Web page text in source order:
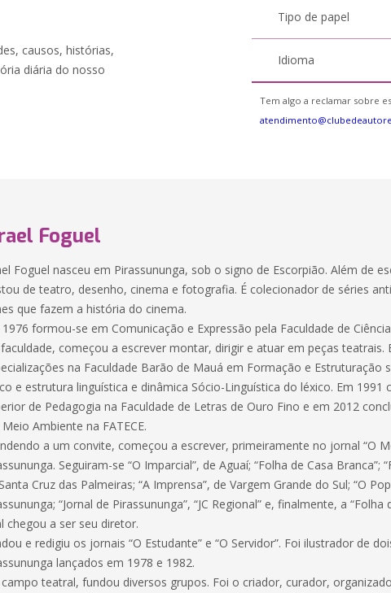
causos, histórias,
diária do nosso
Tipo de papel
Idioma
Tem algo a reclamar sobre
Foguel
Foguel nasceu em Pirassununga, sob o signo de Escorpião. Além de
de teatro, desenho, cinema e fotografia. É colecionador de séries
que fazem a história do cinema.
1976 formou-se em Comunicação e Expressão pela Faculdade de
começou a escrever montar, dirigir e atuar em peças teatrais.
na Faculdade Barão de Mauá em Formação e Estruturação
e estrutura linguística e dinâmica Sócio-Linguística do léxico. Em 1991
de Pedagogia na Faculdade de Letras de Ouro Fino e em 2012
Ambiente na FATECE.
a um convite, começou a escrever, primeiramente no jornal “O
Seguiram-se “O Imparcial”, de Aguaí; “Folha de Casa Branca”;
Cruz das Palmeiras; “A Imprensa”, de Vargem Grande do Sul; “O
“Jornal de Pirassununga”, “JC Regional” e, finalmente, a “Folha
chegou a ser seu diretor.
e redigiu os jornais “O Estudante” e “O Servidor”. Foi ilustrador de
lançados em 1978 e 1982.
teatral, fundou diversos grupos. Foi o criador, curador,